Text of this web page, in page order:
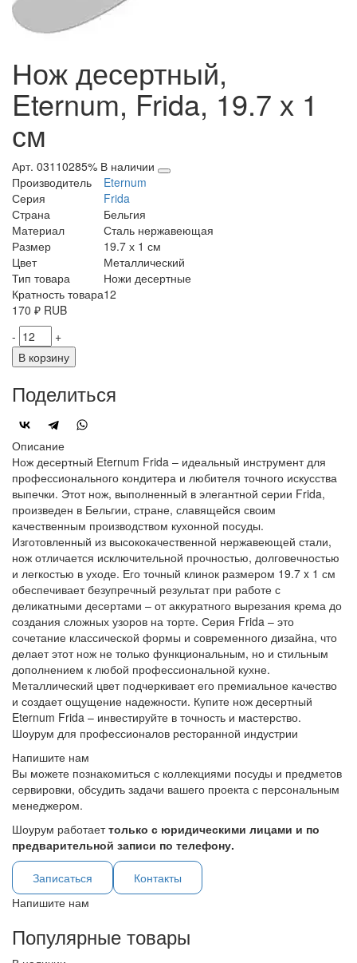
Нож десертный,
Eternum, Frida, 19.7 х 1
см
Арт. 03110285% В наличии
Производитель
Eternum
Серия
Frida
Страна
Бельгия
Материал
Сталь нержавеющая
Размер
19.7 х 1 см
Цвет
Металлический
Тип товара
Ножи десертные
Кратность товара12
170 ₽ RUB
-
+
В корзину
Поделиться
Описание
Нож десертный Eternum Frida – идеальный инструмент для
профессионального кондитера и любителя точного искусства
выпечки. Этот нож, выполненный в элегантной серии Frida,
произведен в Бельгии, стране, славящейся своим
качественным производством кухонной посуды.
Изготовленный из высококачественной нержавеющей стали,
нож отличается исключительной прочностью, долговечностью
и легкостью в уходе. Его точный клинок размером 19.7 x 1 см
обеспечивает безупречный результат при работе с
деликатными десертами – от аккуратного вырезания крема до
создания сложных узоров на торте. Серия Frida – это
сочетание классической формы и современного дизайна, что
делает этот нож не только функциональным, но и стильным
дополнением к любой профессиональной кухне.
Металлический цвет подчеркивает его премиальное качество
и создает ощущение надежности. Купите нож десертный
Eternum Frida – инвестируйте в точность и мастерство.
Шоурум для профессионалов ресторанной индустрии
Напишите нам
Вы можете познакомиться с коллекциями посуды и предметов
сервировки, обсудить задачи вашего проекта с персональным
менеджером.
Шоурум работаеттолько с юридическими лицами и по
предварительной записи по телефону.
Записаться
Контакты
Напишите нам
Популярные товары